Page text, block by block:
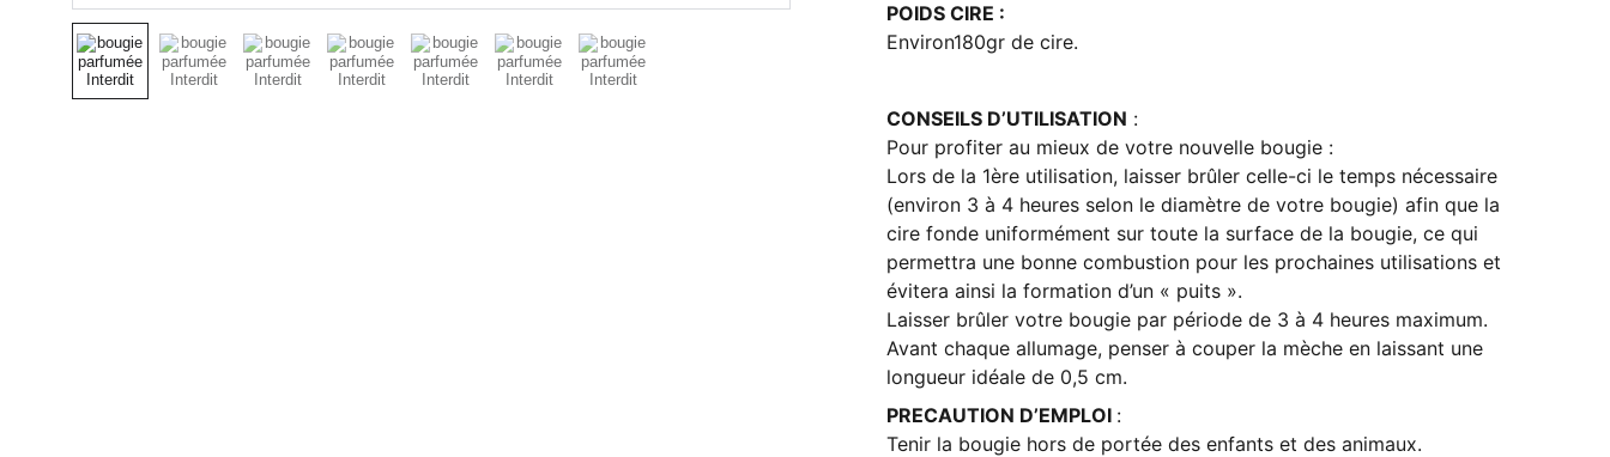
POIDS CIRE :
Environ180gr de cire.
CONSEILS D’UTILISATION :
Pour profiter au mieux de votre nouvelle bougie :
Lors de la 1ère utilisation, laisser brûler celle-ci le temps nécessaire
(environ 3 à 4 heures selon le diamètre de votre bougie) afin que la
cire fonde uniformément sur toute la surface de la bougie, ce qui
permettra une bonne combustion pour les prochaines utilisations et
évitera ainsi la formation d’un « puits ».
Laisser brûler votre bougie par période de 3 à 4 heures maximum.
Avant chaque allumage, penser à couper la mèche en laissant une
longueur idéale de 0,5 cm.
PRECAUTION D’EMPLOI :
Tenir la bougie hors de portée des enfants et des animaux.